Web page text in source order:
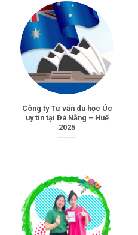
Công ty Tư vấn du học Úc
uy tín tại Đà Nẵng – Huế
2025